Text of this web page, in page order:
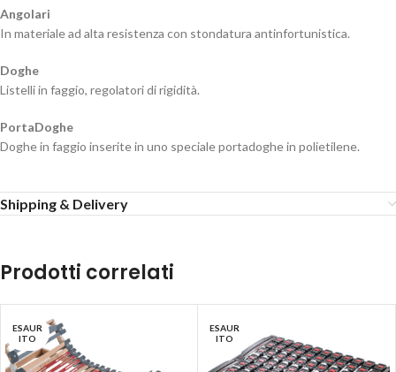
Angolari
In materiale ad alta resistenza con stondatura antinfortunistica.
Doghe
Listelli in faggio, regolatori di rigidità.
PortaDoghe
Doghe in faggio inserite in uno speciale portadoghe in polietilene.
Shipping & Delivery
Prodotti correlati
ESAUR
ITO
ESAUR
ITO